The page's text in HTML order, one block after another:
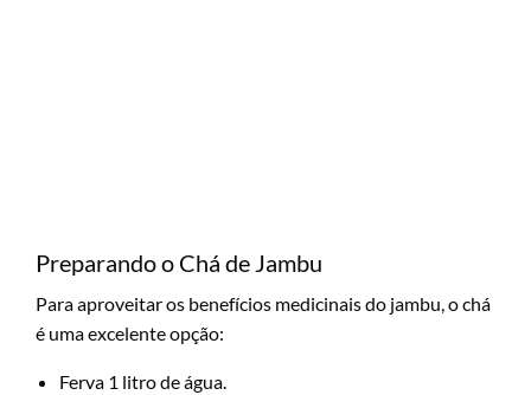
Preparando o Chá de Jambu
Para aproveitar os benefícios medicinais do jambu, o chá
é uma excelente opção:
Ferva 1 litro de água.